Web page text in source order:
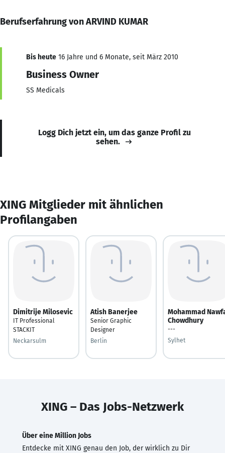
Berufserfahrung von ARVIND KUMAR
Bis heute 16 Jahre und 6 Monate, seit März 2010
Business Owner
SS Medicals
Logg Dich jetzt ein, um das ganze Profil zu
sehen.
XING Mitglieder mit ähnlichen
Profilangaben
Dimitrije Milosevic
IT Professional
STACKIT
Neckarsulm
Atish Banerjee
Senior Graphic
Designer
Berlin
Mohammad
Chowdhury
---
Sylhet
XING – Das Jobs-Netzwerk
Über eine Million Jobs
Entdecke mit XING genau den Job, der wirklich zu Dir